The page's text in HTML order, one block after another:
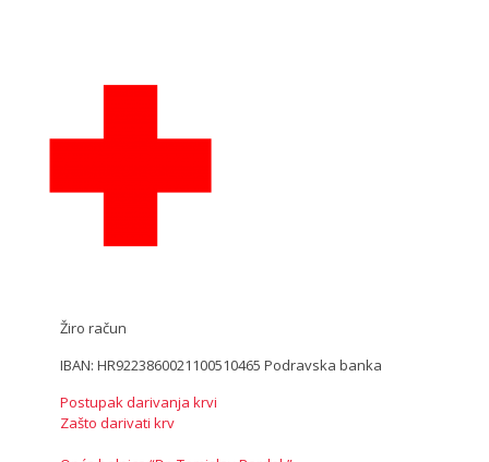
Žiro račun
IBAN: HR9223860021100510465 Podravska banka
Postupak darivanja krvi
Zašto darivati krv